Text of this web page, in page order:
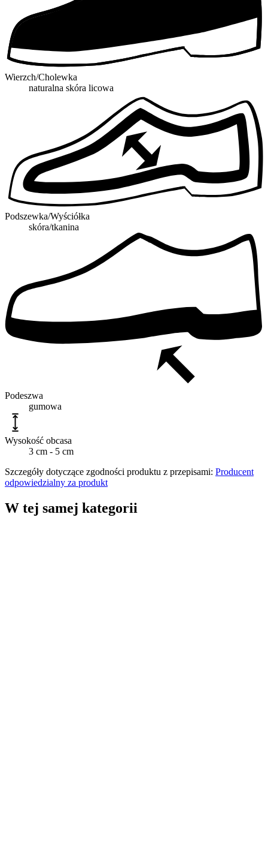
Wierzch/Cholewka
naturalna skóra licowa
Podszewka/Wyściółka
skóra/tkanina
Podeszwa
gumowa
Wysokość obcasa
3 cm - 5 cm
Szczegóły dotyczące zgodności produktu z przepisami: Producent
odpowiedzialny za produkt
W tej samej kategorii